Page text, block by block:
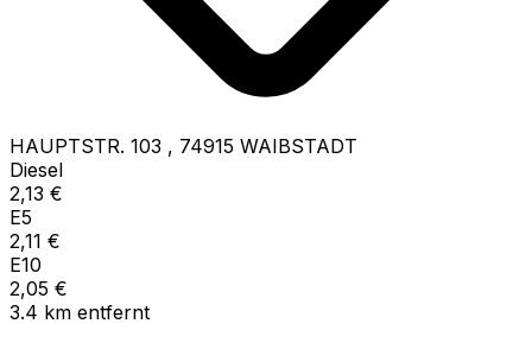
HAUPTSTR. 103 , 74915 WAIBSTADT
Diesel
2,13 €
E5
2,11 €
E10
2,05 €
3.4 km entfernt